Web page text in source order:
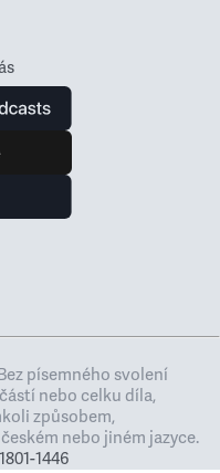
písemného svolení
nebo celku díla,
způsobem,
nebo jiném jazyce.
1446